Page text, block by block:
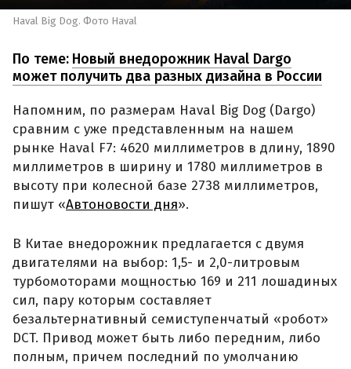
Haval Big Dog. Фото Haval
По теме: Новый внедорожник Haval Dargo
может получить два разных дизайна в России
Напомним, по размерам Haval Big Dog (Dargo)
сравним с уже представленным на нашем
рынке Haval F7: 4620 миллиметров в длину, 1890
миллиметров в ширину и 1780 миллиметров в
высоту при колесной базе 2738 миллиметров,
пишут «Автоновости дня».
В Китае внедорожник предлагается с двумя
двигателями на выбор: 1,5- и 2,0-литровым
турбомоторами мощностью 169 и 211 лошадиных
сил, пару которым составляет
безальтернативный семиступенчатый «робот»
DCT. Привод может быть либо передним, либо
полным, причем последний по умолчанию